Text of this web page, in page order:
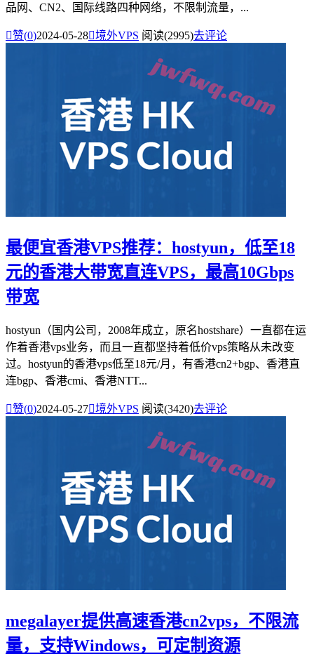
品网、CN2、国际线路四种网络，不限制流量，...
赞(0)2024-05-28境外VPS 阅读(2995)去评论
最便宜香港VPS推荐：hostyun，低至18
元的香港大带宽直连VPS，最高10Gbps
带宽
hostyun（国内公司，2008年成立，原名hostshare）一直都在运
作着香港vps业务，而且一直都坚持着低价vps策略从未改变
过。hostyun的香港vps低至18元/月，有香港cn2+bgp、香港直
连bgp、香港cmi、香港NTT...
赞(0)2024-05-27境外VPS 阅读(3420)去评论
megalayer提供高速香港cn2vps，不限流
量，支持Windows，可定制资源